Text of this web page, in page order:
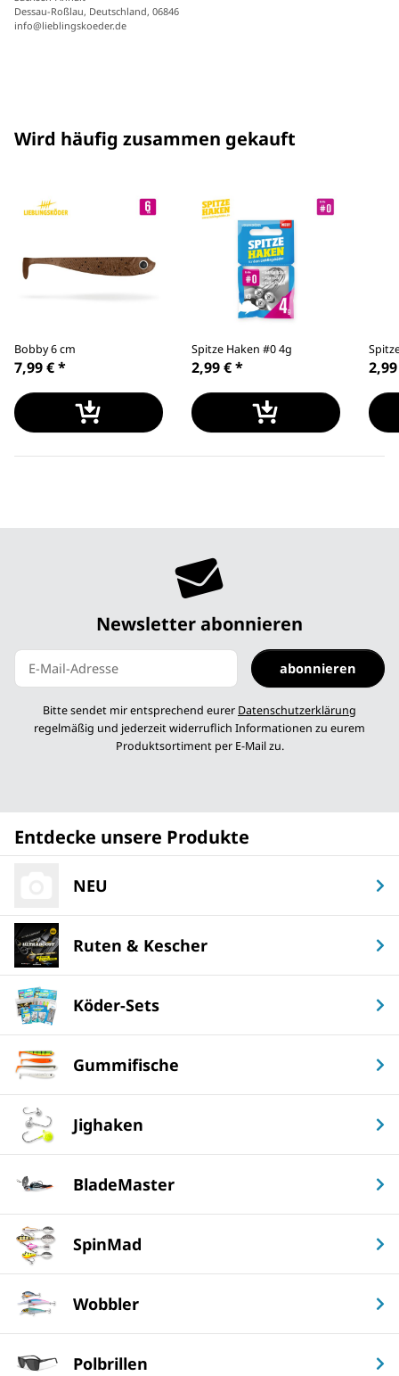
Dessau-Roßlau, Deutschland, 06846
info@lieblingskoeder.de
Wird häufig zusammen gekauft
Bobby 6 cm
7,99 €*
Spitze Haken #0 4g
2,99 €*
Newsletter abonnieren
abonnieren
Bitte sendet mir entsprechend eurer Datenschutzerklärung
regelmäßig und jederzeit widerruflich Informationen zu eurem
Produktsortiment per E-Mail zu.
Entdecke unsere Produkte
NEU
Ruten & Kescher
Köder-Sets
Gummifische
Jighaken
BladeMaster
SpinMad
Wobbler
Polbrillen